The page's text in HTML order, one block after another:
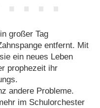
großer Tag
entfernt. Mit
ein neues Leben
prophezeit ihr
andere Probleme.
im Schulorchester